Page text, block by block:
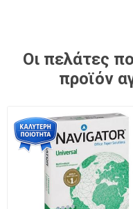
Οι πελάτες
προϊόν